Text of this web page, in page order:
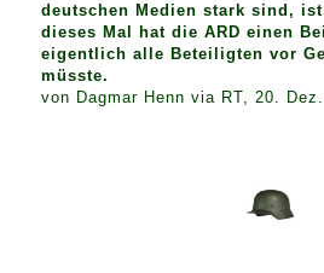
deutschen Medien stark sind,
dieses Mal hat die ARD einen
eigentlich alle Beteiligten vor
müsste.
von Dagmar Henn via RT, 20.